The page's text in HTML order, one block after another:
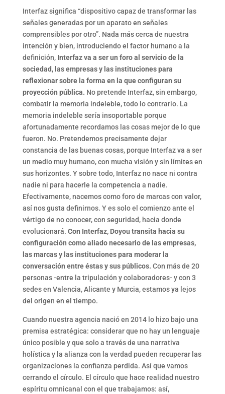
Interfaz significa “dispositivo capaz de transformar las
señales generadas por un aparato en señales
comprensibles por otro”. Nada más cerca de nuestra
intención y bien, introduciendo el factor humano a la
definición, Interfaz va a ser un foro al servicio de la
sociedad, las empresas y las instituciones para
reflexionar sobre la forma en la que configuran su
proyección pública. No pretende Interfaz, sin embargo,
combatir la memoria indeleble, todo lo contrario. La
memoria indeleble sería insoportable porque
afortunadamente recordamos las cosas mejor de lo que
fueron. No. Pretendemos precisamente dejar
constancia de las buenas cosas, porque Interfaz va a ser
un medio muy humano, con mucha visión y sin límites en
sus horizontes. Y sobre todo, Interfaz no nace ni contra
nadie ni para hacerle la competencia a nadie.
Efectivamente, nacemos como foro de marcas con valor,
así nos gusta definirnos. Y es solo el comienzo ante el
vértigo de no conocer, con seguridad, hacia donde
evolucionará. Con Interfaz, Doyou transita hacia su
configuración como aliado necesario de las empresas,
las marcas y las instituciones para moderar la
conversación entre éstas y sus públicos. Con más de 20
personas -entre la tripulación y colaboradores- y con 3
sedes en Valencia, Alicante y Murcia, estamos ya lejos
del origen en el tiempo.
Cuando nuestra agencia nació en 2014 lo hizo bajo una
premisa estratégica: considerar que no hay un lenguaje
único posible y que solo a través de una narrativa
holística y la alianza con la verdad pueden recuperar las
organizaciones la confianza perdida. Así que vamos
cerrando el círculo. El círculo que hace realidad nuestro
espíritu omnicanal con el que trabajamos: así,